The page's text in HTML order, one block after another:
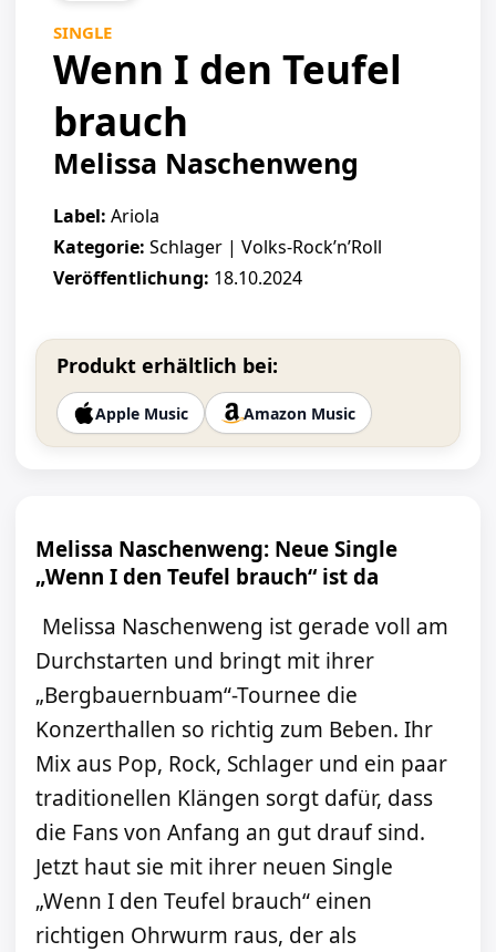
SINGLE
Wenn I den Teufel
brauch
Melissa Naschenweng
Label: Ariola
Kategorie: Schlager | Volks-Rock’n’Roll
Veröffentlichung: 18.10.2024
Produkt erhältlich bei:
Apple Music Amazon Music
Melissa Naschenweng: Neue Single
„Wenn I den Teufel brauch“ ist da
Melissa Naschenweng ist gerade voll am
Durchstarten und bringt mit ihrer
„Bergbauernbuam“-Tournee die
Konzerthallen so richtig zum Beben. Ihr
Mix aus Pop, Rock, Schlager und ein paar
traditionellen Klängen sorgt dafür, dass
die Fans von Anfang an gut drauf sind.
Jetzt haut sie mit ihrer neuen Single
„Wenn I den Teufel brauch“ einen
richtigen Ohrwurm raus, der als